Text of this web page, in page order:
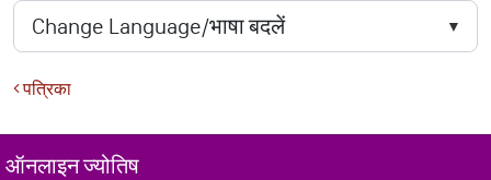
पत्रिका
ऑनलाइन ज्योतिष